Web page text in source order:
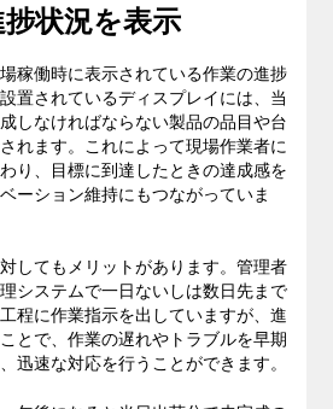
捗状況を表示
稼働時に表示されている作業の進捗
置されているディスプレイには、当
しなければならない製品の品目や台
れます。これによって現場作業者に
り、目標に到達したときの達成感を
ーション維持にもつながっていま
してもメリットがあります。管理者
システムで一日ないしは数日先まで
程に作業指示を出していますが、進
とで、作業の遅れやトラブルを早期
迅速な対応を行うことができます。